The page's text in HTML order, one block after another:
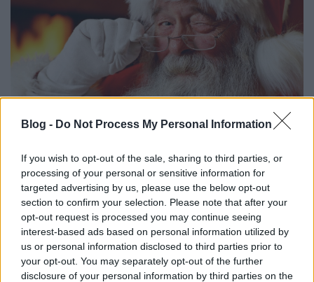
Blog - Do Not Process My Personal Information
If you wish to opt-out of the sale, sharing to third parties, or
processing of your personal or sensitive information for
targeted advertising by us, please use the below opt-out
section to confirm your selection. Please note that after your
opt-out request is processed you may continue seeing
interest-based ads based on personal information utilized by
us or personal information disclosed to third parties prior to
your opt-out. You may separately opt-out of the further
disclosure of your personal information by third parties on the
Félreértés ne essék, szerintem sem kell ilyen
hatalmas mennyiségű vagy értékű csomagot
összeállítani a kis mókusoknak, mert ez a nap nem
erről szól. De ebből a listából szerintem már
mindenki ki tudja válogatni azokat az elemeket,
aminek az ő mókuskái leginkább örülnénk.